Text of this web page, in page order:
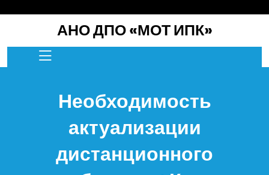
АНО ДПО «МОТ ИПК»
Необходимость
актуализации
дистанционного